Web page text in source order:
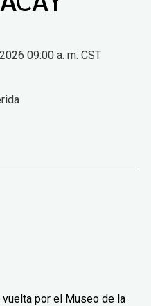
09:00 a. m. CST
vuelta por el Museo de la